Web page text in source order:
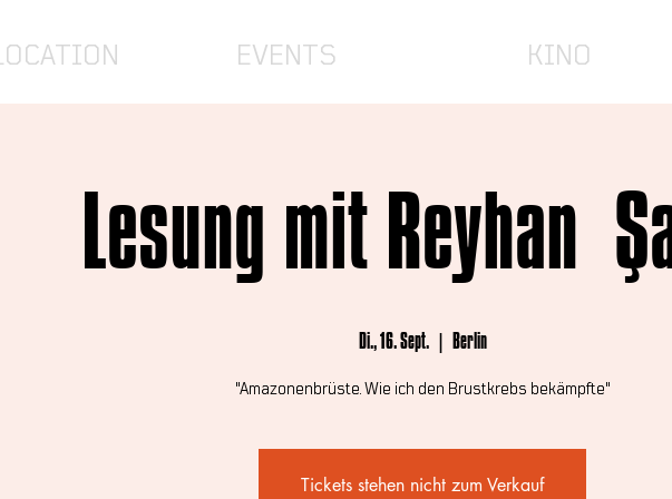
EVENTS KINO
Lesung mit Reyhan
Di., 16. Sept.
  |
Berlin
"Amazonenbrüste. Wie ich den Brustkrebs bekämpfte"
Tickets stehen nicht zum Verkauf